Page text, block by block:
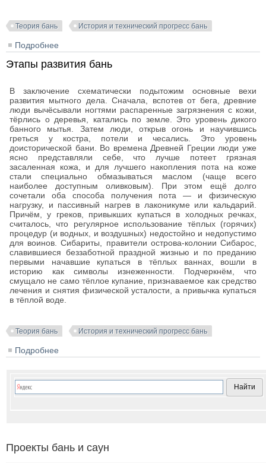
Теория бань История и технический прогресс бань
Подробнее
Этапы развития бань
В заключение схематически подытожим основные вехи
развития мытного дела. Сначала, вспотев от бега, древние
люди вычёсывали ногтями распаренные загрязнения с кожи,
тёрлись о деревья, катались по земле. Это уровень дикого
банного мытья. Затем люди, открыв огонь и научившись
греться у костра, потели и чесались. Это уровень
доисторической бани. Во времена Древней Греции люди уже
ясно представляли себе, что лучше потеет грязная
засаленная кожа, и для лучшего накопления пота на коже
стали специально обмазываться маслом (чаще всего
наиболее доступным оливковым). При этом ещё долго
сочетали оба способа получения пота — и физическую
нагрузку, и пассивный нагрев в лаконикуме или кальдарий.
Причём, у греков, привыкших купаться в холодных речках,
считалось, что регулярное использование тёплых (горячих)
процедур (и водных, и воздушных) недостойно и недопустимо
для воинов. Сибариты, правители острова-колонии Сибарос,
славившиеся беззаботной праздной жизнью и по преданию
первыми начавшие купаться в тёплых ваннах, вошли в
историю как символы изнеженности. Подчеркнём, что
смущало не само тёплое купание, признаваемое как средство
лечения и снятия физической усталости, а привычка купаться
в тёплой воде.
Теория бань История и технический прогресс бань
Подробнее
Проекты бань и саун